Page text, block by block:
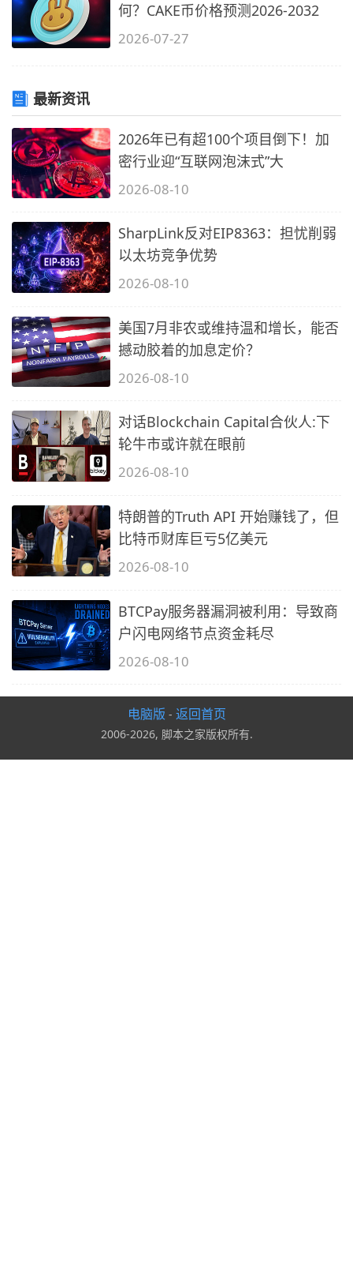
何？CAKE币价格预测2026-2032
2026-07-27
最新资讯
2026年已有超100个项目倒下！加
密行业迎“互联网泡沫式”大
2026-08-10
SharpLink反对EIP8363：担忧削弱
以太坊竞争优势
2026-08-10
美国7月非农或维持温和增长，能否
撼动胶着的加息定价？
2026-08-10
对话Blockchain Capital合伙人:下
轮牛市或许就在眼前
2026-08-10
特朗普的Truth API 开始赚钱了，但
比特币财库巨亏5亿美元
2026-08-10
BTCPay服务器漏洞被利用：导致商
户闪电网络节点资金耗尽
2026-08-10
电脑版 - 返回首页
2006-2026, 脚本之家版权所有.